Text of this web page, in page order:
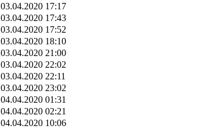
03.04.2020 17:17
03.04.2020 17:43
03.04.2020 17:52
03.04.2020 18:10
03.04.2020 21:00
03.04.2020 22:02
03.04.2020 22:11
03.04.2020 23:02
04.04.2020 01:31
04.04.2020 02:21
04.04.2020 10:06